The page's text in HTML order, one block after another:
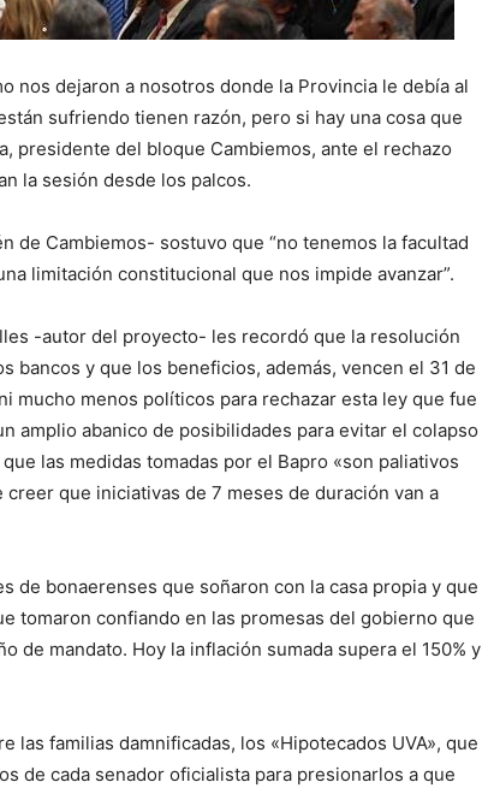
nos dejaron a nosotros donde la Provincia le debía al
sufriendo tienen razón, pero si hay una cosa que
presidente del bloque Cambiemos, ante el rechazo
la sesión desde los palcos.
de Cambiemos- sostuvo que “no tenemos la facultad
limitación constitucional que nos impide avanzar”.
-autor del proyecto- les recordó que la resolución
bancos y que los beneficios, además, vencen el 31 de
mucho menos políticos para rechazar esta ley que fue
amplio abanico de posibilidades para evitar el colapso
las medidas tomadas por el Bapro «son paliativos
que iniciativas de 7 meses de duración van a
de bonaerenses que soñaron con la casa propia y que
tomaron confiando en las promesas del gobierno que
de mandato. Hoy la inflación sumada supera el 150% y
familias damnificadas, los «Hipotecados UVA», que
de cada senador oficialista para presionarlos a que